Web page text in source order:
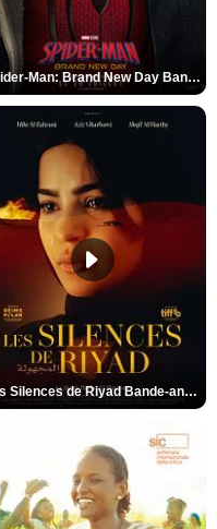
Spider-Man: Brand New Day Bande-annonce VO STFR
Les Silences de Riyad Bande-annonce VO STFR